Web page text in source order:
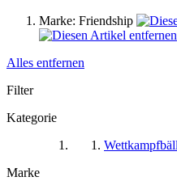
Marke: Friendship
Alles entfernen
Filter
Kategorie
Marke